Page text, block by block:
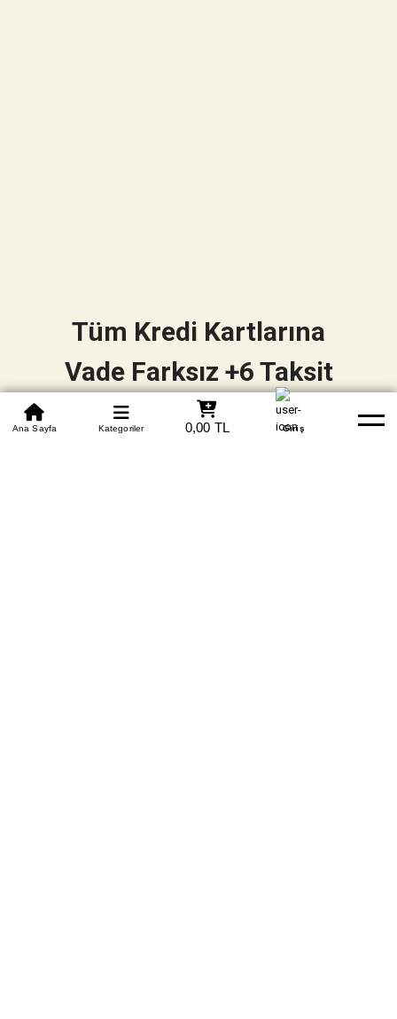
0850 305 09 70
Beden Tablosu Banka Hesapları Whatsapp Yardım
Ana Sayfa Kategoriler 0,00 TL Giriş
Tüm Kredi Kartlarına
Vade Farksız +6 Taksit